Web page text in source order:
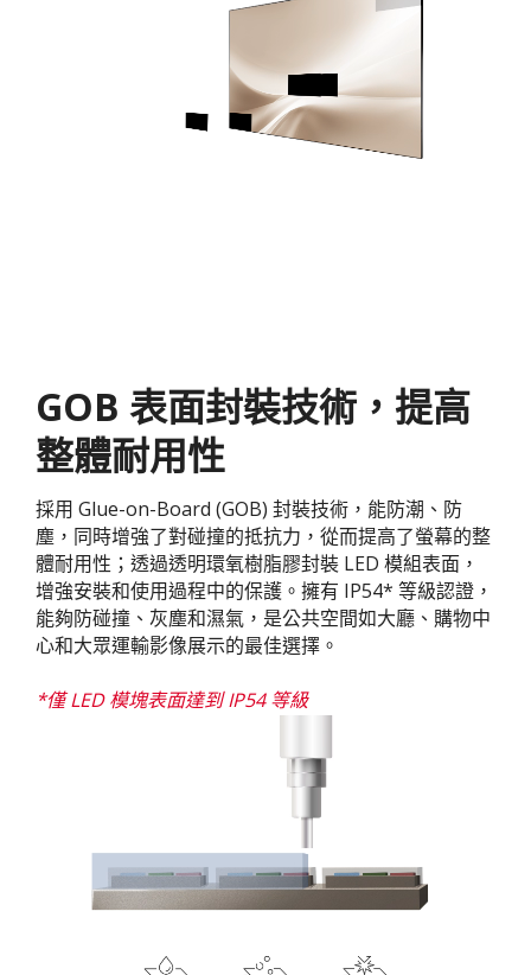
GOB 表面封裝技術，提高
整體耐用性
採用 Glue-on-Board (GOB) 封裝技術，能防潮、防
塵，同時增強了對碰撞的抵抗力，從而提高了螢幕的整
體耐用性；透過透明環氧樹脂膠封裝 LED 模組表面，
增強安裝和使用過程中的保護。擁有 IP54* 等級認證，
能夠防碰撞、灰塵和濕氣，是公共空間如大廳、購物中
心和大眾運輸影像展示的最佳選擇。
*僅 LED 模塊表面達到 IP54 等級